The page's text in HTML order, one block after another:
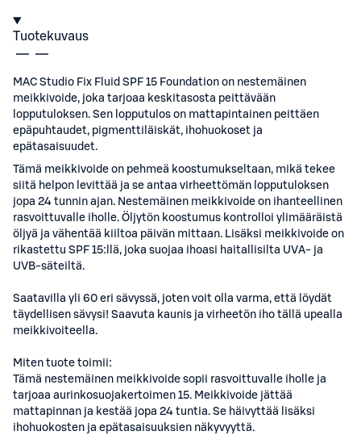
Tuotekuvaus
MAC Studio Fix Fluid SPF 15 Foundation on nestemäinen
meikkivoide, joka tarjoaa keskitasosta peittävään
lopputuloksen. Sen lopputulos on mattapintainen peittäen
epäpuhtaudet, pigmenttiläiskät, ihohuokoset ja
epätasaisuudet.
Tämä meikkivoide on pehmeä koostumukseltaan, mikä tekee
siitä helpon levittää ja se antaa virheettömän lopputuloksen
jopa 24 tunnin ajan. Nestemäinen meikkivoide on ihanteellinen
rasvoittuvalle iholle. Öljytön koostumus kontrolloi ylimääräistä
öljyä ja vähentää kiiltoa päivän mittaan. Lisäksi meikkivoide on
rikastettu SPF 15:llä, joka suojaa ihoasi haitallisilta UVA- ja
UVB-säteiltä.
Saatavilla yli 60 eri sävyssä, joten voit olla varma, että löydät
täydellisen sävysi! Saavuta kaunis ja virheetön iho tällä upealla
meikkivoiteella.
Miten tuote toimii:
Tämä nestemäinen meikkivoide sopii rasvoittuvalle iholle ja
tarjoaa aurinkosuojakertoimen 15. Meikkivoide jättää
mattapinnan ja kestää jopa 24 tuntia. Se häivyttää lisäksi
ihohuokosten ja epätasaisuuksien näkyvyyttä.